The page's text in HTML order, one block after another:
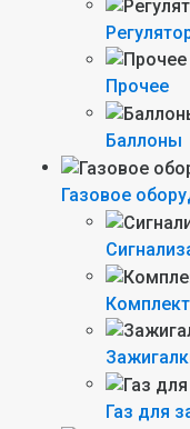
Прочее
Баллоны
Газовое
Газ для